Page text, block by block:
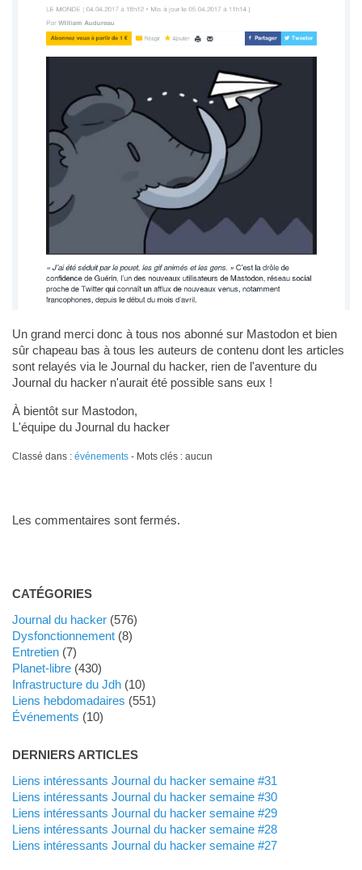
Un grand merci donc à tous nos abonné sur Mastodon et bien
sûr chapeau bas à tous les auteurs de contenu dont les articles
sont relayés via le Journal du hacker, rien de l'aventure du
Journal du hacker n'aurait été possible sans eux !
À bientôt sur Mastodon,
L'équipe du Journal du hacker
Classé dans : événements- Mots clés : aucun
Les commentaires sont fermés.
CATÉGORIES
Journal du hacker(576)
dysfonctionnement(8)
Entretien(7)
planet-libre(430)
Infrastructure du Jdh(10)
liens hebdomadaires (551)
événements (10)
DERNIERS ARTICLES
Liens intéressants Journal du hacker semaine #31
Liens intéressants Journal du hacker semaine #30
Liens intéressants Journal du hacker semaine #29
Liens intéressants Journal du hacker semaine #28
Liens intéressants Journal du hacker semaine #27